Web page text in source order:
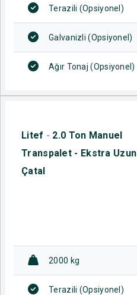
Terazili (Opsiyonel)
Galvanizli (Opsiyonel)
Ağır Tonaj (Opsiyonel)
Litef - 2.0 Ton Manuel
Transpalet - Ekstra Uzun
Çatal
2000 kg
Terazili (Opsiyonel)